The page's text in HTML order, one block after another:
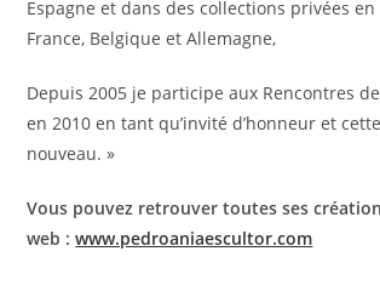
Espagne et dans des collections privées en
France, Belgique et Allemagne,
Depuis 2005 je participe aux Rencontres
en 2010 en tant qu’invité d’honneur et
nouveau. »
Vous pouvez retrouver toutes ses
web :www.pedroaniaescultor.com